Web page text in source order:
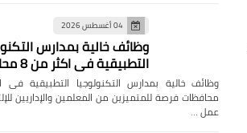
04 أغسطس 2026
وظائف خالية بمدارس
التطبيقية فى اكثر من 8 محافظات
محافظات فرصة للمتميزين من المعلمين والإداريين
عمل …